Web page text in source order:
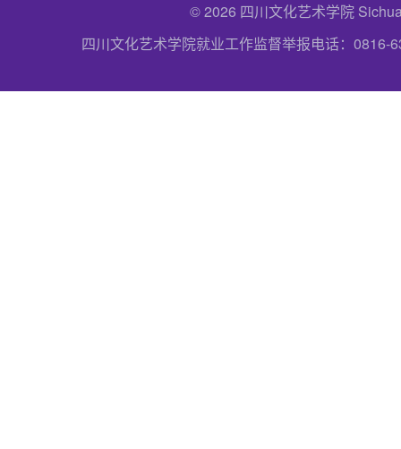
© 2026 四川文化艺术学院
四川文化艺术学院就业工作监督举报电话：